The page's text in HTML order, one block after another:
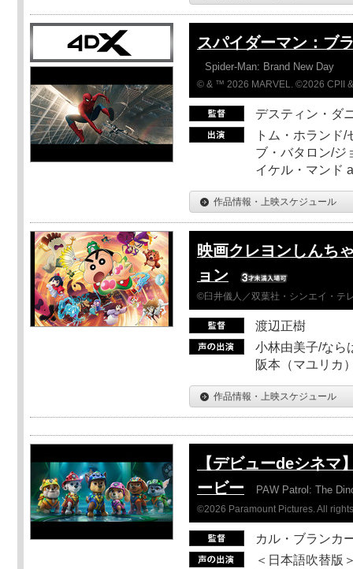
スパイダーマン：ブ
Spider-Man: Brand New Day
© & ™ 2026 MARVEL. ©2026 CPII
デスティン・ダ
トム・ホランド
ブ・バタロン/ジ
イケル・マンド
作品情報・上映スケジュール
映画クレヨンしんち
ョン
©臼井儀人／双葉社・シンエイ・テ
渡辺正樹
小林由美子/なら
阪本（マユリカ
作品情報・上映スケジュール
【デビューdeシネマ
ービー
PAW Patrol: The
©2026 Paramount Pictures. All
カル・ブランカ
＜日本語吹替版